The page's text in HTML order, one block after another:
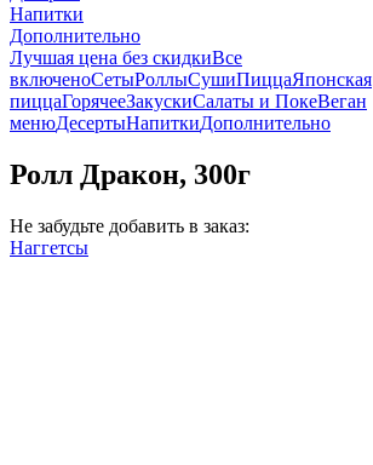
Напитки
Дополнительно
Лучшая цена без скидкиВсе
включеноСетыРоллыСушиПиццаЯпонская
пиццаГорячееЗакускиСалаты и ПокеВеган
менюДесертыНапиткиДополнительно
Ролл Дракон, 300г
Не забудьте добавить в заказ:
Наггетсы